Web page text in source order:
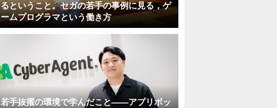
るということ。セガの若手の事例に見る，ゲ
ームプログラマという働き方
若手抜擢の環境で学んだこと――アプリボッ